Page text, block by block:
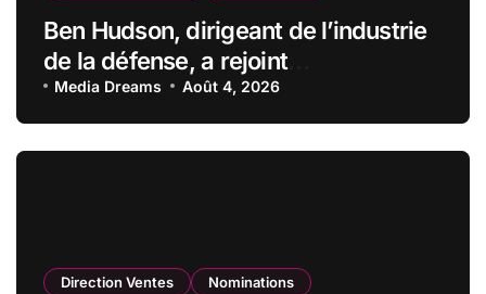
Ben Hudson, dirigeant de l’industrie
de la défense, a rejoint
CZECHOSLOVAK GROUP (CSG) en
qualité de vice-président du conseil
d’administration
Media Dreams Août 4, 2026
Direction Ventes Nominations